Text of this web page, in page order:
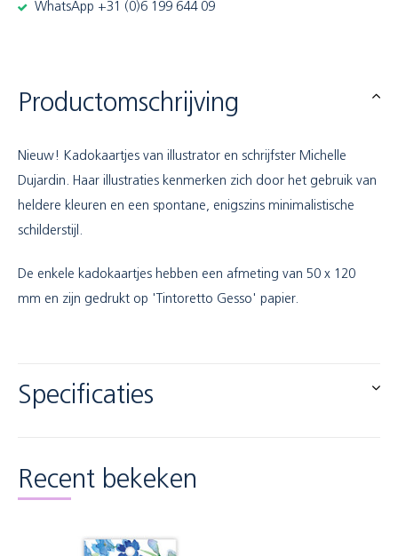
WhatsApp +31 (0)6 199 644 09
Productomschrijving
Nieuw! Kadokaartjes van illustrator en schrijfster Michelle
Dujardin. Haar illustraties kenmerken zich door het gebruik van
heldere kleuren en een spontane, enigszins minimalistische
schilderstijl.
De enkele kadokaartjes hebben een afmeting van 50 x 120
mm en zijn gedrukt op 'Tintoretto Gesso' papier.
Specificaties
Recent bekeken